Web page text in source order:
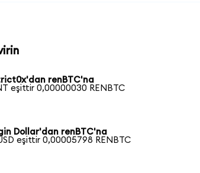
renBTC'na
eşittir 0,00000030 RENBTC
Dollar'dan renBTC'na
eşittir 0,00005798 RENBTC